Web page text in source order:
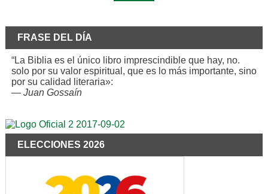
FRASE DEL DÍA
“La Biblia es el único libro imprescindible que hay, no.
solo por su valor espiritual, que es lo más importante, sino
por su calidad literaria»:
— Juan Gossaín
ELECCIONES 2026